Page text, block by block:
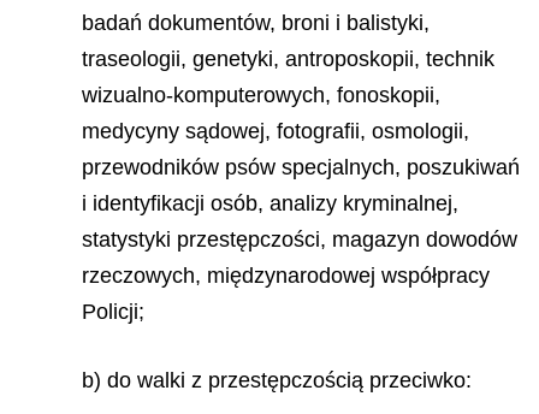
badań dokumentów, broni i balistyki,
traseologii, genetyki, antroposkopii, technik
wizualno-komputerowych, fonoskopii,
medycyny sądowej, fotografii, osmologii,
przewodników psów specjalnych, poszukiwań
i identyfikacji osób, analizy kryminalnej,
statystyki przestępczości, magazyn dowodów
rzeczowych, międzynarodowej współpracy
Policji;
b) do walki z przestępczością przeciwko: